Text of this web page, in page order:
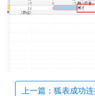
上一篇：狐表成功